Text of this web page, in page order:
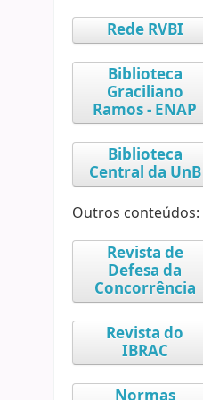
Rede RVBI
Biblioteca
Graciliano
Ramos - ENAP
Biblioteca
Central da UnB
Outros conteúdos:
Revista de
Defesa da
Concorrência
Revista do
IBRAC